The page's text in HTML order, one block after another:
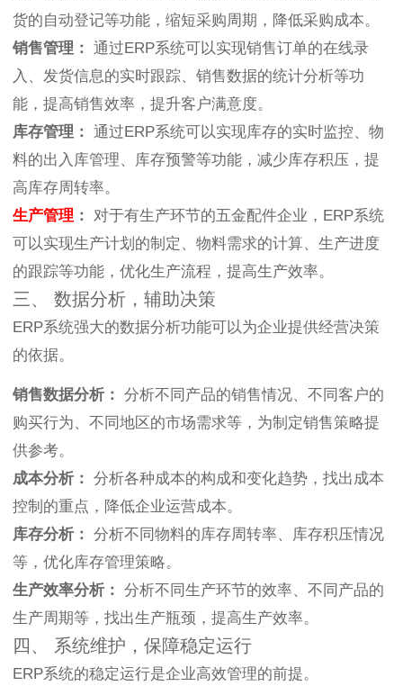
货的自动登记等功能，缩短采购周期，降低采购成本。
销售管理：
通过ERP系统可以实现销售订单的在线录
入、发货信息的实时跟踪、销售数据的统计分析等功
能，提高销售效率，提升客户满意度。
库存管理：
通过ERP系统可以实现库存的实时监控、物
料的出入库管理、库存预警等功能，减少库存积压，提
高库存周转率。
生产管理 ：
对于有生产环节的五金配件企业，ERP系统
可以实现生产计划的制定、物料需求的计算、生产进度
的跟踪等功能，优化生产流程，提高生产效率。
三、 数据分析，辅助决策
ERP系统强大的数据分析功能可以为企业提供经营决策
的依据。
销售数据分析：
分析不同产品的销售情况、不同客户的
购买行为、不同地区的市场需求等，为制定销售策略提
供参考。
成本分析：
分析各种成本的构成和变化趋势，找出成本
控制的重点，降低企业运营成本。
库存分析：
分析不同物料的库存周转率、库存积压情况
等，优化库存管理策略。
生产效率分析：
分析不同生产环节的效率、不同产品的
生产周期等，找出生产瓶颈，提高生产效率。
四、 系统维护，保障稳定运行
ERP系统的稳定运行是企业高效管理的前提。